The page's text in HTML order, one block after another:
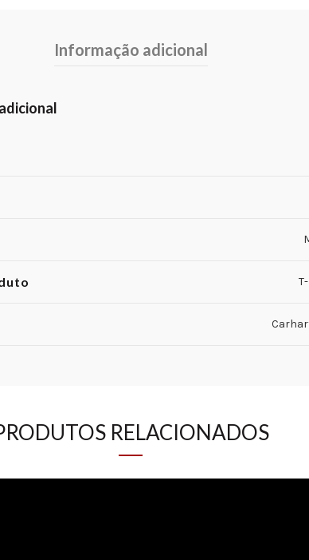
Informação adicional
RELACIONADOS